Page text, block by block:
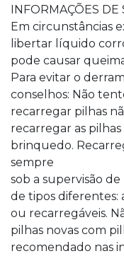
INFORMAÇÕES DE
Em circunstâncias
libertar líquido
pode causar
Para evitar o
conselhos: Não
recarregar pilhas
recarregar as
brinquedo.
sempre
sob a supervisão
de tipos diferentes:
ou recarregáveis.
pilhas novas com
recomendado nas